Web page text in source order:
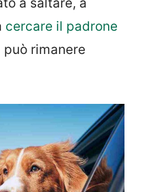
cercare il padrone
può rimanere